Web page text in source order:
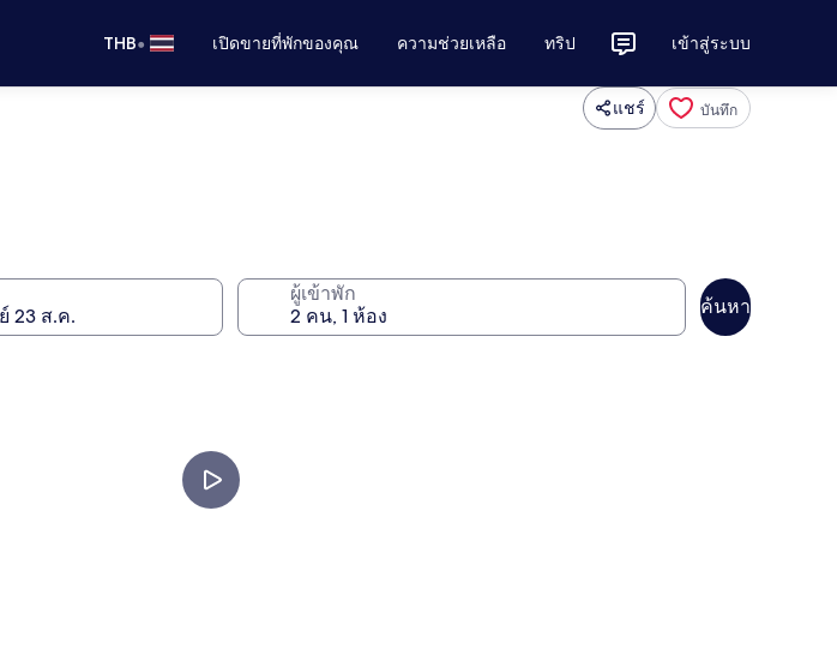
THB• เปิดขายที่พักของคุณ ความช่วยเหลือ ทริป เข้าสู่ระบบ
แชร์ บันทึก
ผู้เข้าพัก
ค้นหา